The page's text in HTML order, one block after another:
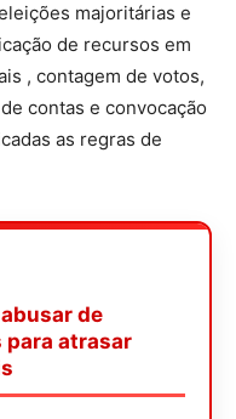
majoritárias e
de recursos em
, contagem de votos,
contas e convocação
as regras de
de
atrasar